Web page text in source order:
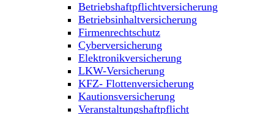
Betriebshaftpflichtversicherung
Betriebsinhaltversicherung
Firmenrechtschutz
Cyberversicherung
Elektronikversicherung
LKW-Versicherung
KFZ- Flottenversicherung
Kautionsversicherung
Veranstaltungshaftpflicht